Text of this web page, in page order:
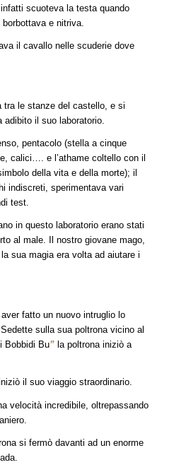
scuoteva la testa quando
e nitriva.
il cavallo nelle scuderie dove
tra le stanze del castello, e si
adibito il suo laboratorio.
pentacolo (stella a cinque
calici…. e l’athame coltello con il
della vita e della morte); il
indiscreti, sperimentava vari
test.
in questo laboratorio erano stati
al male. Il nostro giovane mago,
sua magia era volta ad aiutare i
fatto un nuovo intruglio lo
sulla sua poltrona vicino al
Bobbidi Bu”la poltrona iniziò a
il suo viaggio straordinario.
velocità incredibile, oltrepassando
si fermò davanti ad un enorme